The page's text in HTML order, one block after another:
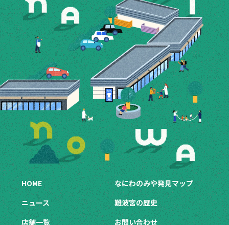
HOME
ニュース
店舗一覧
なにわのみや発見マップ
難波宮の歴史
お問い合わせ